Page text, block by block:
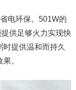
电环保。501W的
供足够火力实现快
提供温和而持久
。